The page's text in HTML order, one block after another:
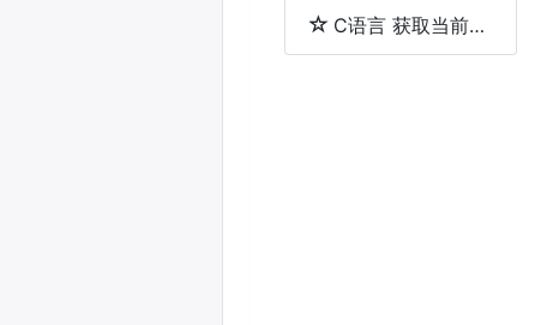
C语言 获取当前工作目录